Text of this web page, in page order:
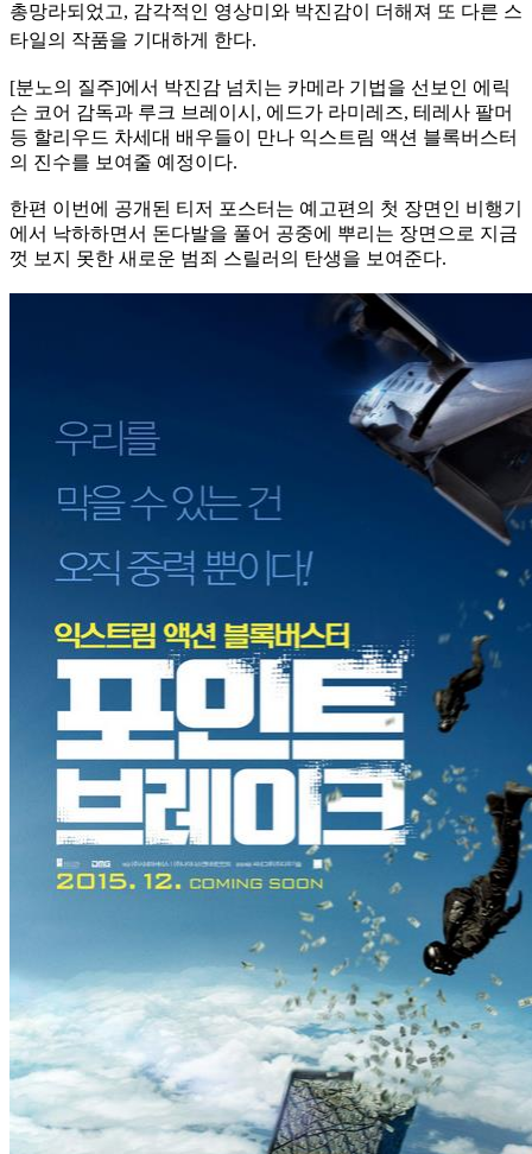
총망라되었고, 감각적인 영상미와 박진감이 더해져 또 다른 스
타일의 작품을 기대하게 한다.
[분노의 질주]에서 박진감 넘치는 카메라 기법을 선보인 에릭
슨 코어 감독과 루크 브레이시, 에드가 라미레즈, 테레사 팔머
등 할리우드 차세대 배우들이 만나 익스트림 액션 블록버스터
의 진수를 보여줄 예정이다.
한편 이번에 공개된 티저 포스터는 예고편의 첫 장면인 비행기
에서 낙하하면서 돈다발을 풀어 공중에 뿌리는 장면으로 지금
껏 보지 못한 새로운 범죄 스릴러의 탄생을 보여준다.